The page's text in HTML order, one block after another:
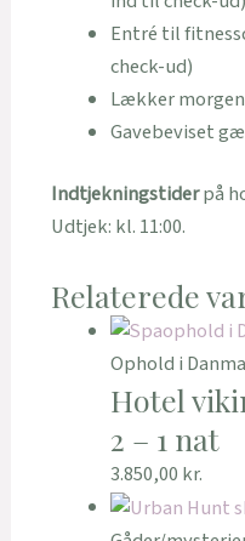
Entré til
check-ud)
Lækker
Gavebeviset
Indtjekningstiderpå
Udtjek: kl. 11:00.
Relaterede
Ophold i
Hotel
2 – 1 nat
3.850,00 kr.